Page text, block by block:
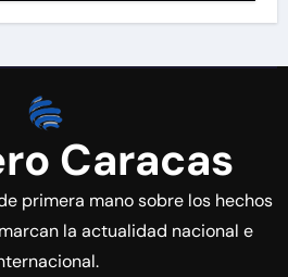
Caracas
primera mano sobre los hechos
la actualidad nacional e